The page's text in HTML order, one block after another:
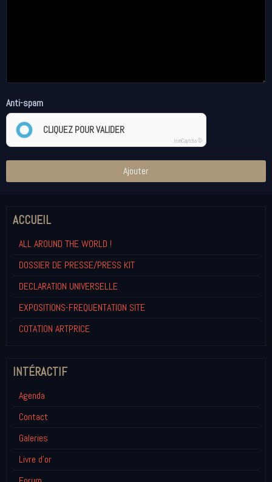
Anti-spam
CLIQUEZ POUR VALIDER
IconCaptcha ©
Ajouter
ACCUEIL
ALL AROUND THE WORLD !
DOSSIER DE PRESSE/PRESS KIT
DECLARATION UNIVERSELLE
EXPOSITIONS-FREQUENTATION SITE
COTATION ARTPRICE
INTÉRACTIF
Agenda
Contact
Galeries
Livre d'or